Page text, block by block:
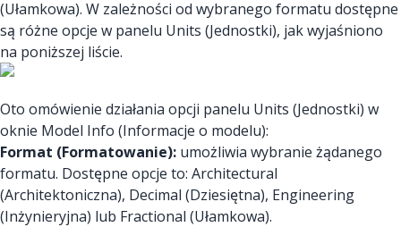
(Ułamkowa). W zależności od wybranego formatu dostępne
są różne opcje w panelu Units (Jednostki), jak wyjaśniono
na poniższej liście.
Oto omówienie działania opcji panelu Units (Jednostki) w
oknie Model Info (Informacje o modelu):
Format (Formatowanie): umożliwia wybranie żądanego
formatu. Dostępne opcje to: Architectural
(Architektoniczna), Decimal (Dziesiętna), Engineering
(Inżynieryjna) lub Fractional (Ułamkowa).